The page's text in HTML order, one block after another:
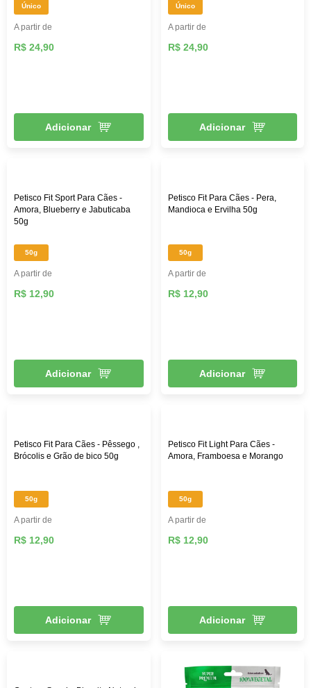
Único
A partir de
R$ 24,90
Adicionar
Único
A partir de
R$ 24,90
Adicionar
Petisco Fit Sport Para Cães -
Amora, Blueberry e Jabuticaba
50g
50g
A partir de
R$ 12,90
Adicionar
Petisco Fit Para Cães - Pera,
Mandioca e Ervilha 50g
50g
A partir de
R$ 12,90
Adicionar
Petisco Fit Para Cães - Pêssego ,
Brócolis e Grão de bico 50g
50g
A partir de
R$ 12,90
Adicionar
Petisco Fit Light Para Cães -
Amora, Framboesa e Morango
50g
A partir de
R$ 12,90
Adicionar